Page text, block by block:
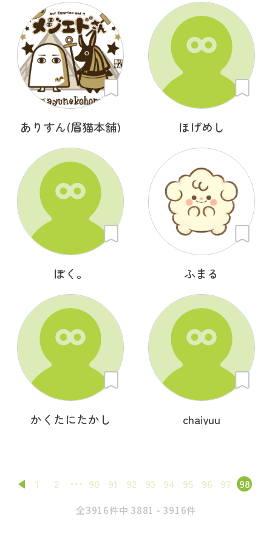
ありすん(眉猫本舗) ほげめし
ぼく。 ふまる
かくたにたかし chaiyuu
1 2 90 91 92 93 94 95 96 97 98
全3916件中 3881 - 3916件